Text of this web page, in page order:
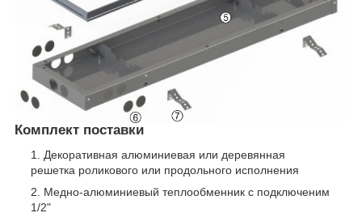
Комплект поставки
Декоративная алюминиевая или деревянная
решетка роликового или продольного исполнения
Медно-алюминиевый теплообменник с подключеним
1/2"